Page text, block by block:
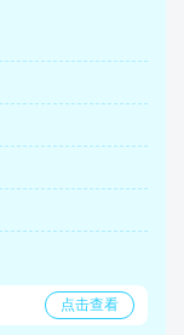
点击查看